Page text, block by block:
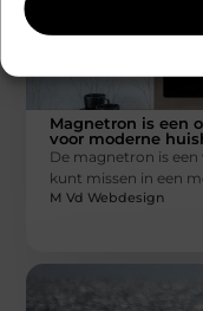
Magnetron is een
voor moderne
De magnetron is
kunt missen in een
M Vd Webdesign